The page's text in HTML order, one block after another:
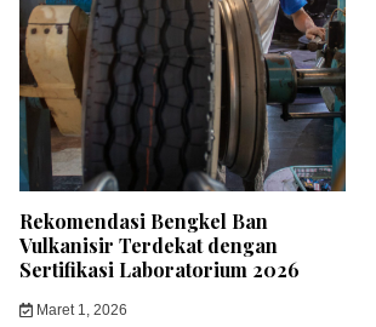
Rekomendasi Bengkel Ban
Vulkanisir Terdekat dengan
Sertifikasi Laboratorium 2026
Maret 1, 2026